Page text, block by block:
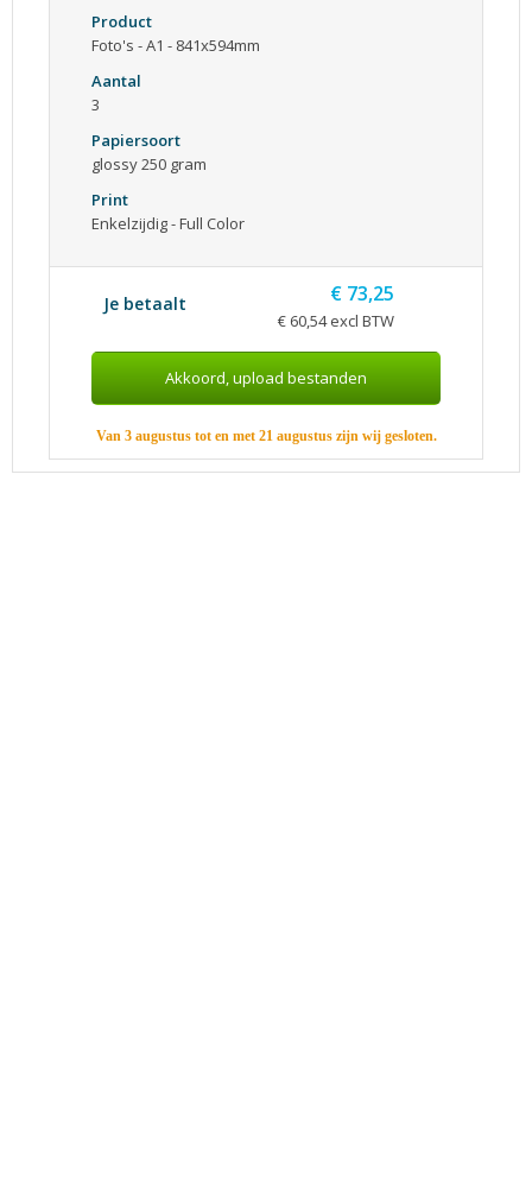
Product
Foto's - A1 - 841x594mm
Aantal
3
Papiersoort
glossy 250 gram
Print
Enkelzijdig - Full Color
Je betaalt € 73,25
€ 60,54 excl BTW
Van 3 augustus tot en met 21 augustus zijn wij gesloten.